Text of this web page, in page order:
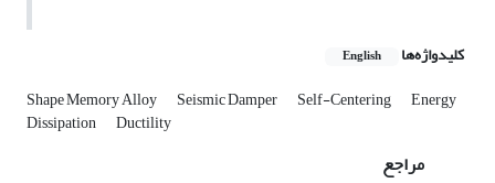
کلیدواژه‌ها English
Shape Memory Alloy Seismic Damper Self-Centering Energy
Dissipation Ductility
مراجع